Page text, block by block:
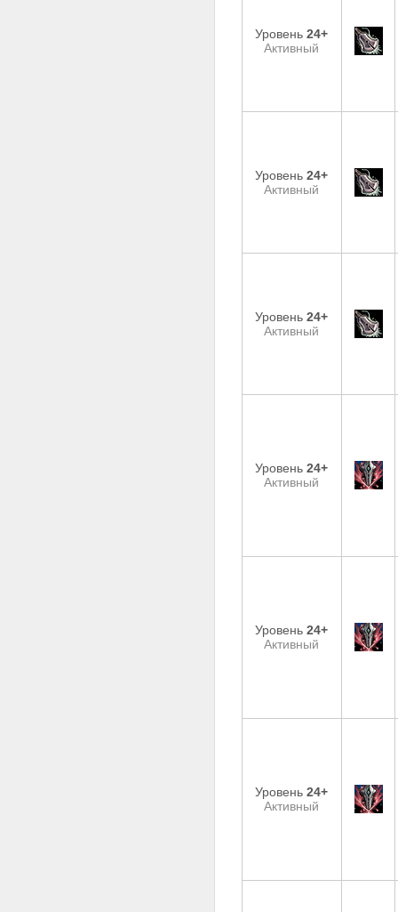
Уровень24+
Активный
Уровень24+
Активный
Уровень24+
Активный
Уровень24+
Активный
Уровень24+
Активный
Уровень24+
Активный